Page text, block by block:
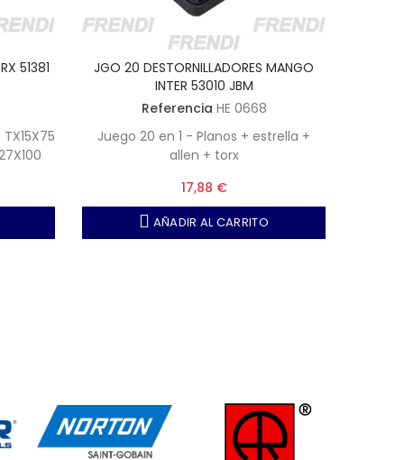
51381
JGO 20 DESTORNILLADORES MANGO
INTER 53010 JBM
Referencia HE 0668
Juego 20 en 1 - Planos + estrella +
allen + torx
17,88 €
AÑADIR AL CARRITO